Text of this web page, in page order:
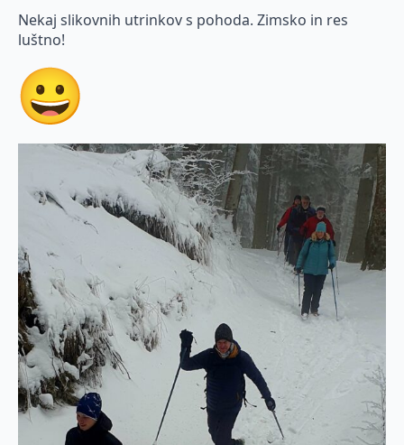
Nekaj slikovnih utrinkov s pohoda. Zimsko in res
luštno!